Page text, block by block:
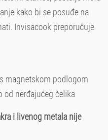
kako bi se posuđe na
Invisacook preporučuje
magnetskom podlogom
od nerđajućeg čelika
i livenog metala nije